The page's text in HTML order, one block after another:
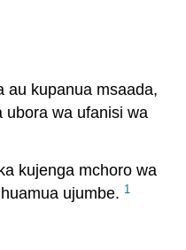
au kupanua msaada,
ubora wa ufanisi wa
kujenga mchoro wa
huamua ujumbe. 1